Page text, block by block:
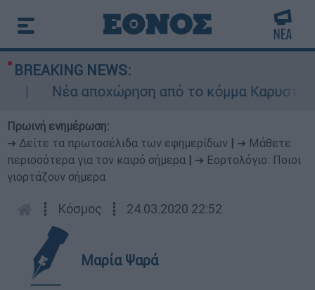
BREAKING NEWS:
Νέα αποχώρηση από το κόμμα
Πρωινή ενημέρωση:
➔ Δείτε τα πρωτοσέλιδα των εφημερίδων
➔ Μάθετε
περισσότερα για τον καιρό σήμερα
➔ Εορτολόγιο: Ποιοι
γιορτάζουν σήμερα
┋ Κόσμος ┋ 24.03.2020 22:52
Μαρία Ψαρά